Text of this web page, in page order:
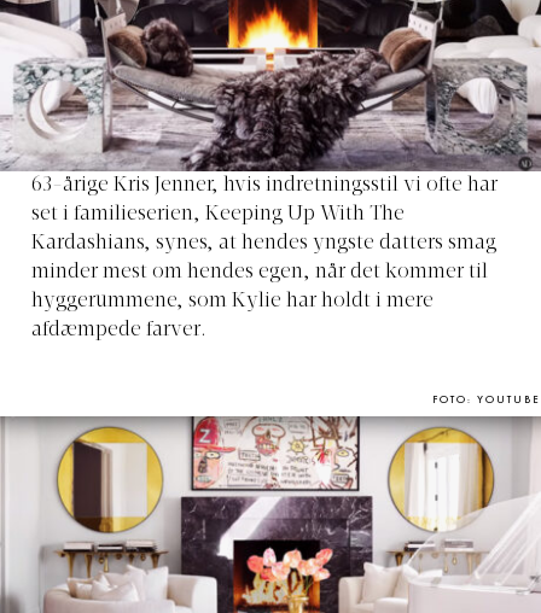
63-årige Kris Jenner, hvis indretningsstil vi ofte har
set i familieserien, Keeping Up With The
Kardashians, synes, at hendes yngste datters smag
minder mest om hendes egen, når det kommer til
hyggerummene, som Kylie har holdt i mere
afdæmpede farver.
FOTO: YOUTUBE